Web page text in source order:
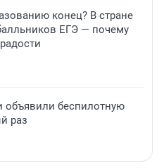
конец? В стране
ЕГЭ — почему
объявили беспилотную
раз